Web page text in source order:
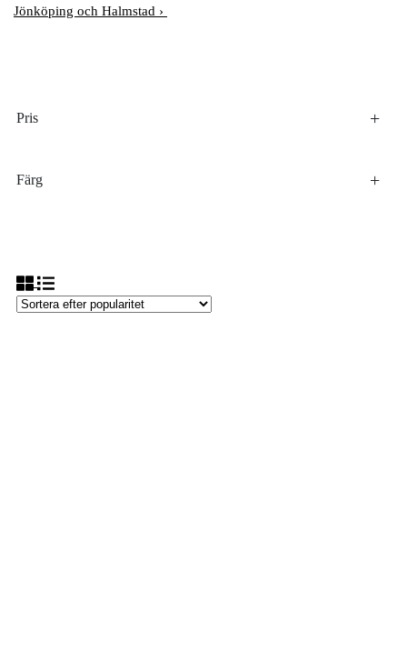
Jönköping och Halmstad ›
Pris
Färg